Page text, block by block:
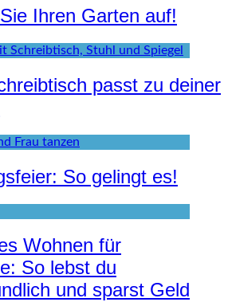
Ihren Garten auf!
passt zu deiner
So gelingt es!
Wohnen für
So lebst du
und sparst Geld